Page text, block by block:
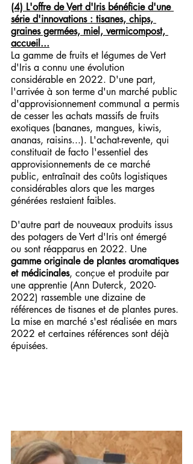
(4) L'offre de Vert d'Iris bénéficie d'une
série d'innovations : tisanes, chips,
graines germées, miel, vermicompost,
accueil...
La gamme de fruits et légumes de Vert
d'Iris a connu une évolution
considérable en 2022. D'une part,
l'arrivée à son terme d'un marché public
d'approvisionnement communal a permis
de cesser les achats massifs de fruits
exotiques (bananes, mangues, kiwis,
ananas, raisins...). L'achat-revente, qui
constituait de facto l'essentiel des
approvisionnements de ce marché
public, entraînait des coûts logistiques
considérables alors que les marges
générées restaient faibles.
D'autre part de nouveaux produits issus
des potagers de Vert d'Iris ont émergé
ou sont réapparus en 2022. Une
gamme originale de plantes aromatiques
et médicinales, conçue et produite par
une apprentie (Ann Duterck, 2020-
2022) rassemble une dizaine de
références de tisanes et de plantes pures.
La mise en marché s'est réalisée en mars
2022 et certaines références sont déjà
épuisées.